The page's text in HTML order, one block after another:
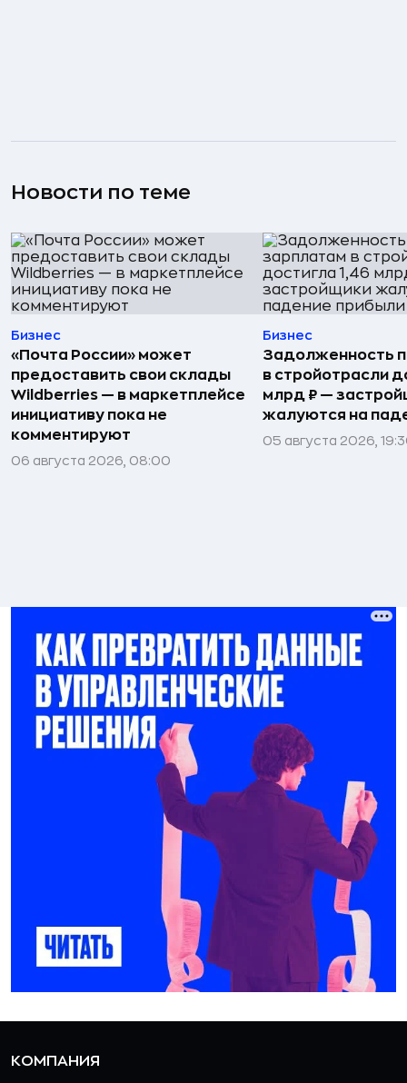
Новости по теме
Бизнес
«Почта России» может
предоставить свои склады
Wildberries — в маркетплейсе
инициативу пока не
комментируют
06 августа 2026, 08:00
Бизнес
Задолженность
в стройотрасли
млрд ₽ —
жалуются на
05 августа 2026,
КОМПАНИЯ